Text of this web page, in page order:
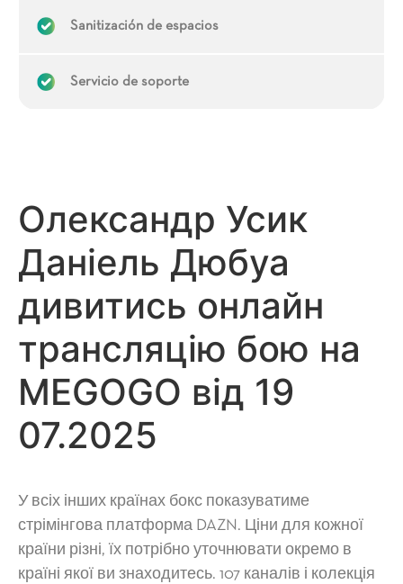
Sanitización de espacios
Servicio de soporte
Олександр Усик
Даніель Дюбуа
дивитись онлайн
трансляцію бою на
MEGOGO від 19
07.2025
У всіх інших країнах бокс показуватиме
стрімінгова платформа DAZN. Ціни для кожної
країни різні, їх потрібно уточнювати окремо в
країні якої ви знаходитесь. 107 каналів і колекція